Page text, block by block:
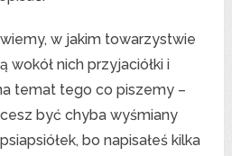
w jakim towarzystwie
wokół nich przyjaciółki i
temat tego co piszemy –
być chyba wyśmiany
bo napisałeś kilka